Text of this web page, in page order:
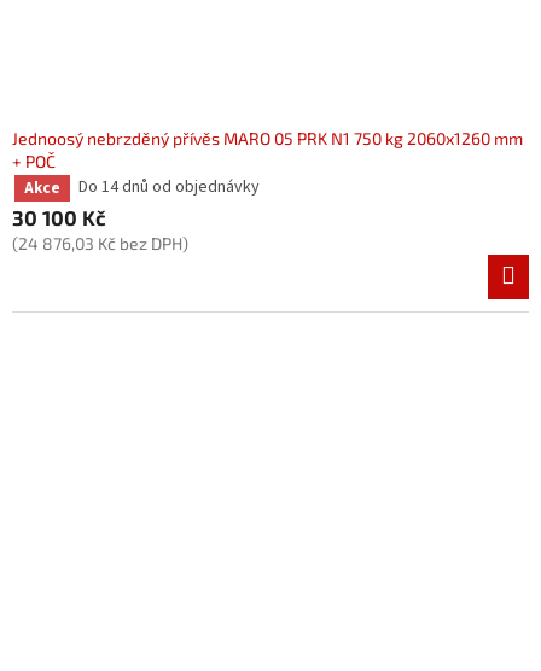
Jednoosý nebrzděný přívěs MARO 05 PRK N1 750 kg 2060x1260 mm
+ POČ
Akce
Do 14 dnů od objednávky
30 100 Kč
(24 876,03 Kč bez DPH)